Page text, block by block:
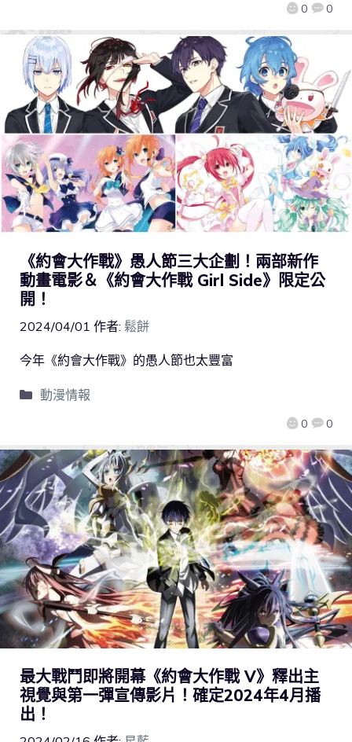
0 0
《約會大作戰》愚人節三大企劃！兩部新作
動畫電影＆《約會大作戰 Girl Side》限定公
開！
2024/04/01 作者: 鬆餅
0 0
今年《約會大作戰》的愚人節也太豐富
動漫情報
最大戰鬥即將開幕《約會大作戰 V》釋出主
視覺與第一彈宣傳影片！確定2024年4月播
出！